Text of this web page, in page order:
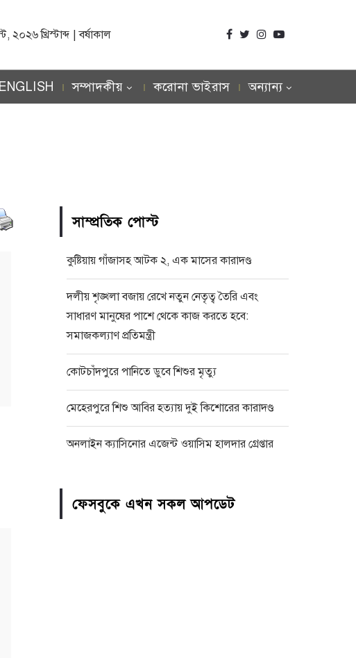
খ্রিস্টাব্দ | বর্ষাকাল
ENGLISH সম্পাদকীয় করোনা ভাইরাস অন্যান্য
সাম্প্রতিক পোস্ট
কুষ্টিয়ায় গাঁজাসহ আটক ২, এক মাসের কারাদণ্ড
দলীয় শৃঙ্খলা বজায় রেখে নতুন নেতৃত্ব তৈরি এবং
সাধারণ মানুষের পাশে থেকে কাজ করতে হবে:
সমাজকল্যাণ প্রতিমন্ত্রী
কোটচাঁদপুরে পানিতে ডুবে শিশুর মৃত্যু
মেহেরপুরে শিশু আবির হত্যায় দুই কিশোরের কারাদণ্ড
অনলাইন ক্যাসিনোর এজেন্ট ওয়াসিম হালদার গ্রেপ্তার
ফেসবুকে এখন সকল আপডেট